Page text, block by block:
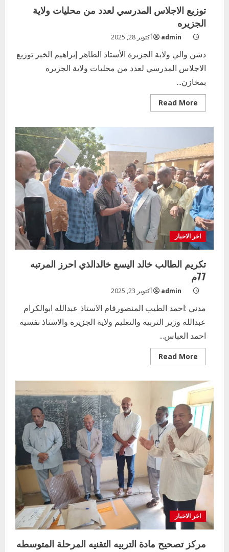
توزيع الاجلاس المدرسي لعدد من محليات ولاية
الجزيره
admin أكتوبر 28, 2025
دشن والي ولاية الجزيرة الأستاذ الطاهر إبراهيم الخير توزيع
الاجلاس المدرسي لعدد من محليات ولاية الجزيره
بمخازن...
Read More
more
من
محليات
ولاية
الجزيره
اخر الاخبار
تكريم الطالب خالد اليسع خالدالذي احرز المرتبه
77م
admin أكتوبر 23, 2025
مدني :احمد الطيب المنصورقام الاستاذ عبدالله ابوالكرام
عبدالله وزير التربيه والتعليم ولاية الجزيره والاستاذ نفسيه
احمد العباس...
Read More
more
خالدالذي
احرز
المرتبه
77م
اخر الاخبار
مركز تصحيح مادة التربيه التقنيه المرحلة المتوسطه